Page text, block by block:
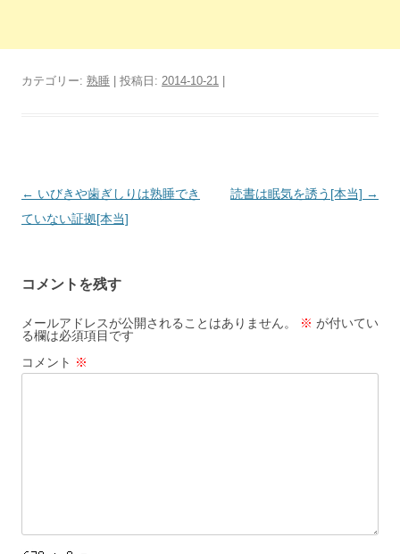
カテゴリー: 熟睡 | 投稿日: 2014-10-21
投
稿
ゲ
ー
シ
ョ
← いびきや歯ぎしりは熟睡でき
ていない証拠[本当]
読書は眠気を誘う[本当] →
コメントを残す
メールアドレスが公開されることはありません。 ※ が付いてい
る欄は必須項目です
コメント ※